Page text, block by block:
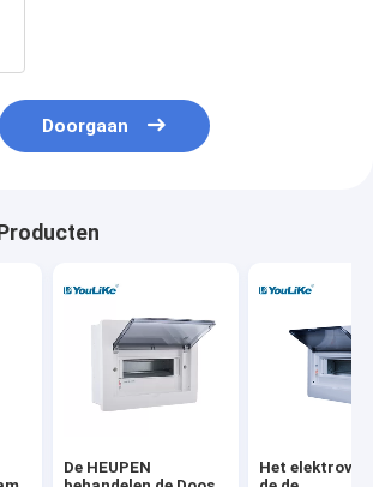
Doorgaan
De HEUPEN
Het